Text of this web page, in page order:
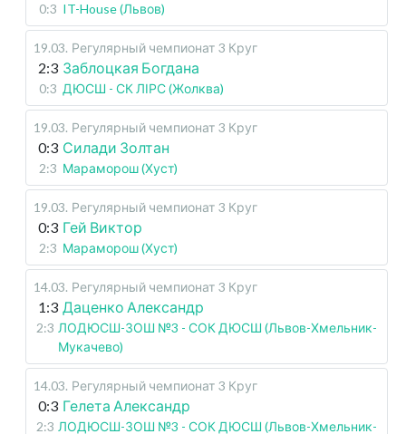
0:3 IT-House (Львов)
19.03. Регулярный чемпионат 3 Круг
2:3 Заблоцкая Богдана
0:3 ДЮСШ - СК ЛІРС (Жолква)
19.03. Регулярный чемпионат 3 Круг
0:3 Силади Золтан
2:3 Мараморош (Хуст)
19.03. Регулярный чемпионат 3 Круг
0:3 Гей Виктор
2:3 Мараморош (Хуст)
14.03. Регулярный чемпионат 3 Круг
1:3 Даценко Александр
2:3 ЛОДЮСШ-ЗОШ №3 - СОК ДЮСШ (Львов-Хмельник-
Мукачево)
14.03. Регулярный чемпионат 3 Круг
0:3 Гелета Александр
2:3 ЛОДЮСШ-ЗОШ №3 - СОК ДЮСШ (Львов-Хмельник-